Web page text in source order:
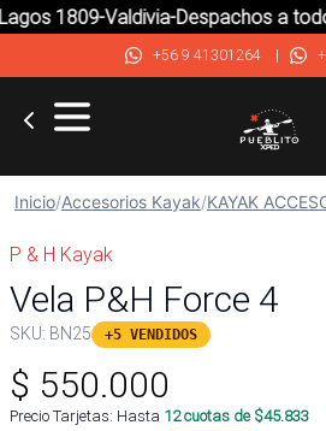
1809-Valdivia-Despachos a todo
+56 9 41301264|
Inicio/Accesorios Kayak/KAYAK
P & H Kayak
Vela P&H Force 4
SKU: BN25 +5 VENDIDOS
$ 550.000
Precio Tarjetas: Hasta 12cuotas de $45.833